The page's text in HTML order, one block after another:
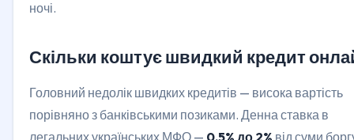
ночі.
Скільки коштує швидкий кредит
Головний недолік швидких кредитів — висока вартість
порівняно з банківськими позиками. Денна ставка в